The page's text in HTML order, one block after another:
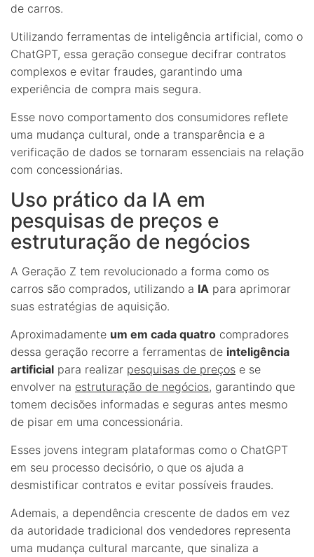
de carros.
Utilizando ferramentas de inteligência artificial, como o
ChatGPT, essa geração consegue decifrar contratos
complexos e evitar fraudes, garantindo uma
experiência de compra mais segura.
Esse novo comportamento dos consumidores reflete
uma mudança cultural, onde a transparência e a
verificação de dados se tornaram essenciais na relação
com concessionárias.
Uso prático da IA em
pesquisas de preços e
estruturação de negócios
A Geração Z tem revolucionado a forma como os
carros são comprados, utilizando a IA para aprimorar
suas estratégias de aquisição.
Aproximadamente um em cada quatro compradores
dessa geração recorre a ferramentas de inteligência
artificial para realizar pesquisas de preços e se
envolver na estruturação de negócios, garantindo que
tomem decisões informadas e seguras antes mesmo
de pisar em uma concessionária.
Esses jovens integram plataformas como o ChatGPT
em seu processo decisório, o que os ajuda a
desmistificar contratos e evitar possíveis fraudes.
Ademais, a dependência crescente de dados em vez
da autoridade tradicional dos vendedores representa
uma mudança cultural marcante, que sinaliza a